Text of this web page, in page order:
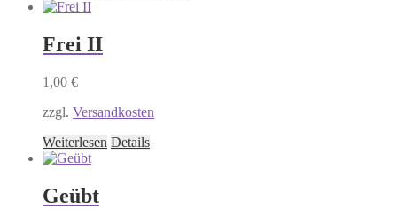
Frei II
1,00 €
zzgl. Versandkosten
Weiterlesen Details
Geübt